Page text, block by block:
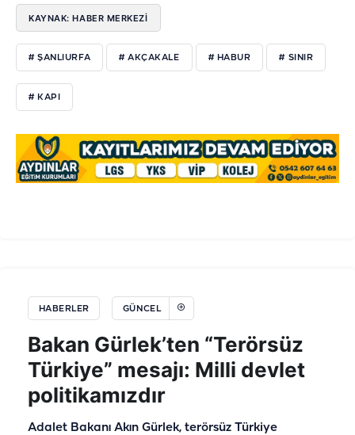
KAYNAK: HABER MERKEZİ
# ŞANLIURFA # AKÇAKALE # HABUR # SINIR
# KAPI
HABERLER GÜNCEL
Bakan Gürlek’ten “Terörsüz
Türkiye” mesajı: Milli devlet
politikamızdır
Adalet Bakanı Akın Gürlek, terörsüz Türkiye